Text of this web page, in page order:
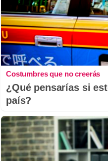
Costumbres que no creerás
¿Qué pensarías si
país?